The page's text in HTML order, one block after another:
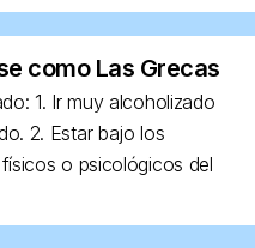
como Las Grecas
1. Ir muy alcoholizado
2. Estar bajo los
o psicológicos del